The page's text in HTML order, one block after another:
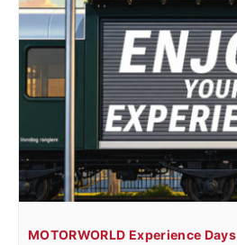
MOTORWORLD Experience Days